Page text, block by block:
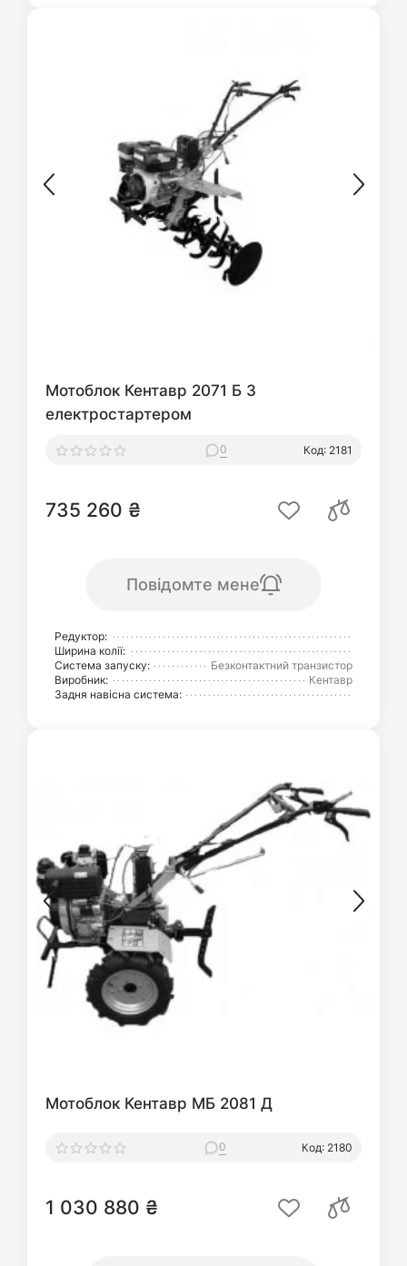
Мотоблок Кентавр 2071 Б З
електростартером
0 Код: 2181
735 260 ₴
Повідомте мене
Редуктор:
Ширина колії:
Система запуску:
Безконтактний транзистор
Виробник:
Кентавр
Задня навісна система:
Мотоблок Кентавр МБ 2081 Д
0 Код: 2180
1 030 880 ₴